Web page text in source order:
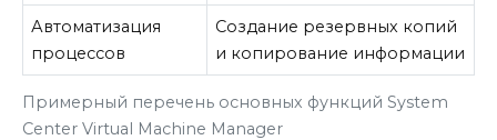
Примерный перечень основных функций System
Center Virtual Machine Manager
Автоматизация
процессов
Создание резервных копий
и копирование информации